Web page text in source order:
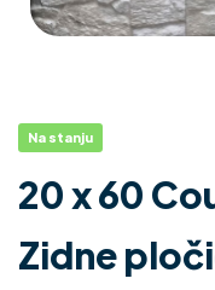
Na stanju
20 x 60
Zidne